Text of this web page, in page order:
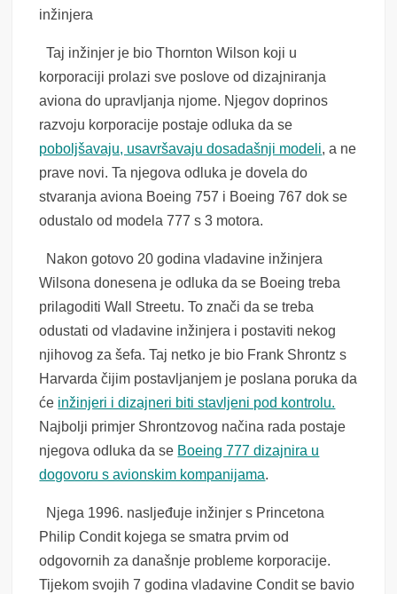
inžinjera
Taj inžinjer je bio Thornton Wilson koji u
korporaciji prolazi sve poslove od dizajniranja
aviona do upravljanja njome. Njegov doprinos
razvoju korporacije postaje odluka da se
poboljšavaju, usavršavaju dosadašnji modeli, a ne
prave novi. Ta njegova odluka je dovela do
stvaranja aviona Boeing 757 i Boeing 767 dok se
odustalo od modela 777 s 3 motora.
Nakon gotovo 20 godina vladavine inžinjera
Wilsona donesena je odluka da se Boeing treba
prilagoditi Wall Streetu. To znači da se treba
odustati od vladavine inžinjera i postaviti nekog
njihovog za šefa. Taj netko je bio Frank Shrontz s
Harvarda čijim postavljanjem je poslana poruka da
će inžinjeri i dizajneri biti stavljeni pod kontrolu.
Najbolji primjer Shrontzovog načina rada postaje
njegova odluka da se Boeing 777 dizajnira u
dogovoru s avionskim kompanijama.
Njega 1996. nasljeđuje inžinjer s Princetona
Philip Condit kojega se smatra prvim od
odgovornih za današnje probleme korporacije.
Tijekom svojih 7 godina vladavine Condit se bavio